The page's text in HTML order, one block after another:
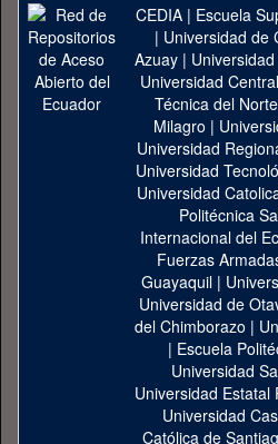
CEDIA| Escuela
| Universidad de
Azuay|
Universidad
Técnica del Norte
Milagro |
Universidad
Universidad
Universidad
Politécnica
Internacional del
Fuerzas
Guayaquil|
Universidad de
del Chimborazo |
| Escuela
Universidad
Universidad Estatal
Universidad
Católica de